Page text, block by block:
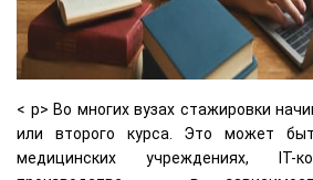
< p> Во многих вузах стажировки
или второго курса. Это может
медицинских учреждениях,